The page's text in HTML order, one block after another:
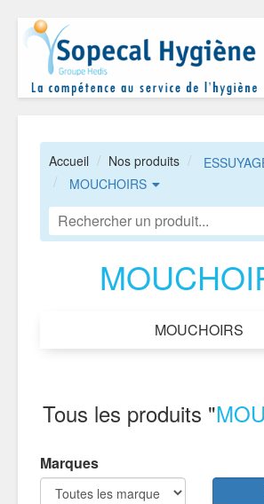
Accueil Nos produits
MOUCHOIRS
MOUCHOIRS
Tous les produits "
Marques